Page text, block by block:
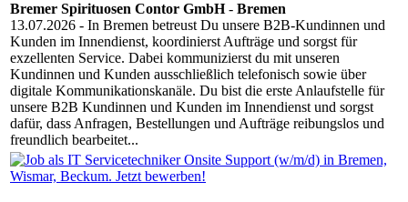
Bremer Spirituosen Contor GmbH- Bremen
13.07.2026 - In Bremen betreust Du unsere B2B-Kundinnen und
Kunden im Innendienst, koordinierst Aufträge und sorgst für
exzellenten Service. Dabei kommunizierst du mit unseren
Kundinnen und Kunden ausschließlich telefonisch sowie über
digitale Kommunikationskanäle. Du bist die erste Anlaufstelle für
unsere B2B Kundinnen und Kunden im Innendienst und sorgst
dafür, dass Anfragen, Bestellungen und Aufträge reibungslos und
freundlich bearbeitet...